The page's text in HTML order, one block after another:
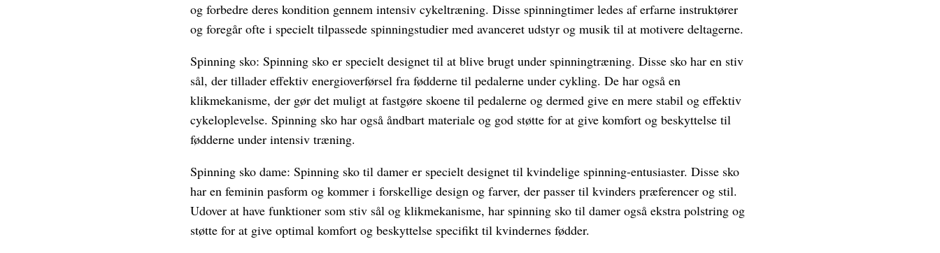
og forbedre deres kondition gennem intensiv cykeltræning. Disse spinningtimer ledes af erfarne instruktører
og foregår ofte i specielt tilpassede spinningstudier med avanceret udstyr og musik til at motivere deltagerne.
Spinning sko: Spinning sko er specielt designet til at blive brugt under spinningtræning. Disse sko har en stiv
sål, der tillader effektiv energioverførsel fra fødderne til pedalerne under cykling. De har også en
klikmekanisme, der gør det muligt at fastgøre skoene til pedalerne og dermed give en mere stabil og effektiv
cykeloplevelse. Spinning sko har også åndbart materiale og god støtte for at give komfort og beskyttelse til
fødderne under intensiv træning.
Spinning sko dame: Spinning sko til damer er specielt designet til kvindelige spinning-entusiaster. Disse sko
har en feminin pasform og kommer i forskellige design og farver, der passer til kvinders præferencer og stil.
Udover at have funktioner som stiv sål og klikmekanisme, har spinning sko til damer også ekstra polstring og
støtte for at give optimal komfort og beskyttelse specifikt til kvindernes fødder.